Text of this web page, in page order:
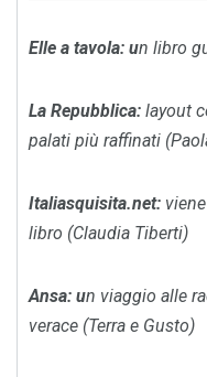
Elle a tavola: un libro
La Repubblica: layout
palati più raffinati
Italiasquisita.net:
libro (Claudia Tiberti)
Ansa: un viaggio alle
verace (Terra e Gusto)